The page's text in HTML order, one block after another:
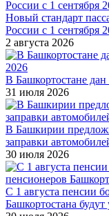
Новый стандарт
России с 1 сентября
2 августа 2026
В Башкортостане дан
31 июля 2026
В Башкирии
заправки
30 июля 2026
С 1 августа пенсии
Башкортостана